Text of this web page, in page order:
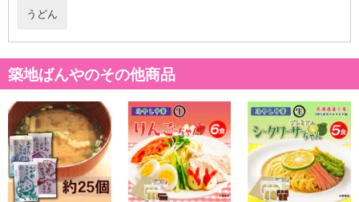
【カレースープ】食塩（国内製造）、砂糖、でん粉、カレー粉、
パウダー、ガーリックパウダー、かつおぶしエキス調味料／調味料
（アミノ酸等）、カラメル色素、リン酸三カルシウム、酸味料、香
料、（一部に小麦・オレンジ・さば・大豆・豚肉・りんご・ゼラチ
ンを含む）
・アレルギー表示：小麦・オレンジ・さば・大豆・豚肉・りんご・
ゼラチン
・その他商品仕様：
栄養成分表示
《1食（めん180g+カレースープ25g）あたり》
うどん
築地ばんやのその他商品